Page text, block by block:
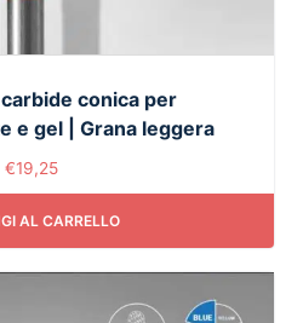
conica per
e gel | Grana leggera
€19,25
AL CARRELLO